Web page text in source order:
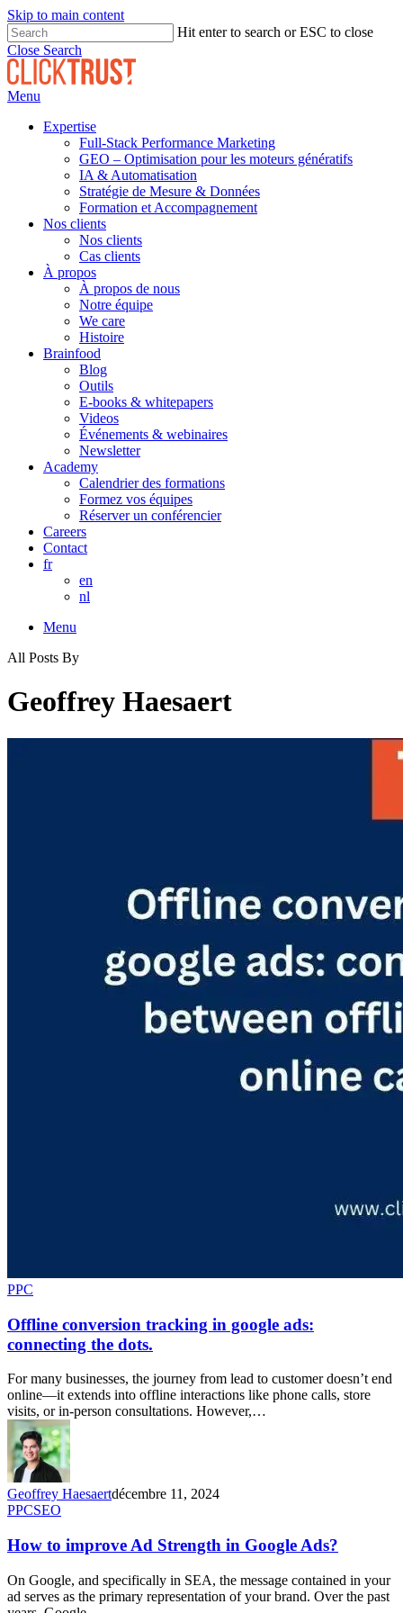
Skip to main content
Hit enter to search or ESC to close
Close Search
Menu
Expertise
Full-Stack Performance Marketing
GEO – Optimisation pour les moteurs génératifs
IA & Automatisation
Stratégie de Mesure & Données
Formation et Accompagnement
Nos clients
Nos clients
Cas clients
À propos
À propos de nous
Notre équipe
We care
Histoire
Brainfood
Blog
Outils
E-books & whitepapers
Videos
Événements & webinaires
Newsletter
Academy
Calendrier des formations
Formez vos équipes
Réserver un conférencier
Careers
Contact
fr
en
nl
Menu
All Posts By
Geoffrey Haesaert
PPC
Offline conversion tracking in google ads:
connecting the dots.
For many businesses, the journey from lead to customer doesn’t end
online—it extends into offline interactions like phone calls, store
visits, or in-person consultations. However,…
Geoffrey Haesaertdécembre 11, 2024
PPCSEO
How to improve Ad Strength in Google Ads?
On Google, and specifically in SEA, the message contained in your
ad serves as the primary representation of your brand. Over the past